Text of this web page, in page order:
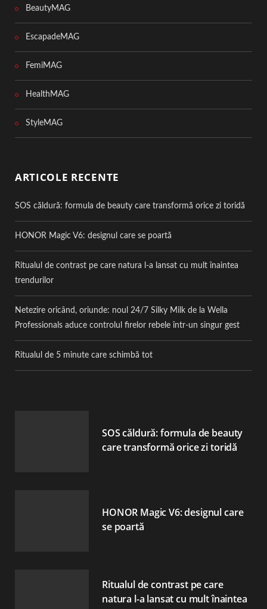
BeautyMAG
EscapadeMAG
FemiMAG
HealthMAG
StyleMAG
ARTICOLE RECENTE
SOS căldură: formula de beauty care transformă orice zi toridă
HONOR Magic V6: designul care se poartă
Ritualul de contrast pe care natura l-a lansat cu mult înaintea
trendurilor
Netezire oricând, oriunde: noul 24/7 Silky Milk de la Wella
Professionals aduce controlul firelor rebele într-un singur gest
Ritualul de 5 minute care schimbă tot
SOS căldură: formula de beauty
care transformă orice zi toridă
HONOR Magic V6: designul care
se poartă
Ritualul de contrast pe care
natura l-a lansat cu mult înaintea